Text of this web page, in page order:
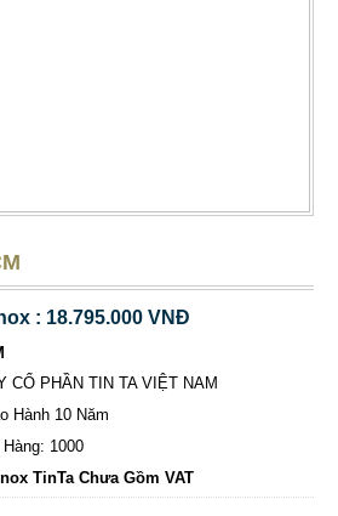
: 18.795.000 VNĐ
CỔ PHẦN TIN TA VIỆT NAM
Hành 10 Năm
1000
TinTa Chưa Gồm VAT